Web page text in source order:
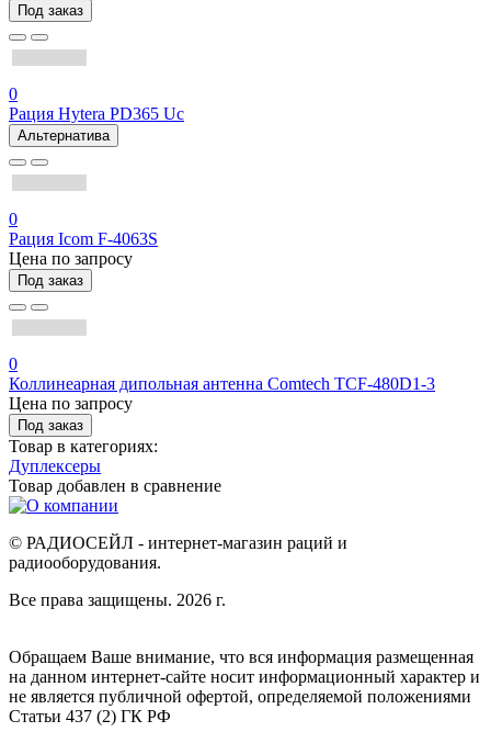
Под заказ
0
Рация Hytera PD365 Uc
Альтернатива
0
Рация Icom F-4063S
Цена по запросу
Под заказ
0
Коллинеарная дипольная антенна Comtech TCF-480D1-3
Цена по запросу
Под заказ
Товар в категориях:
Дуплексеры
Товар добавлен в сравнение
© РАДИОСЕЙЛ - интернет-магазин раций и
радиооборудования.
Все права защищены. 2026 г.
Обращаем Ваше внимание, что вся информация размещенная
на данном интернет-сайте носит информационный характер и
не является публичной офертой, определяемой положениями
Статьи 437 (2) ГК РФ